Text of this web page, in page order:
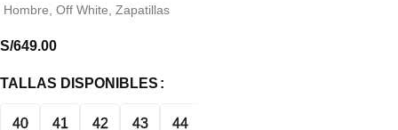
Hombre Off White Zapatillas
S/649.00
TALLAS DISPONIBLES
40 41 42 43 44